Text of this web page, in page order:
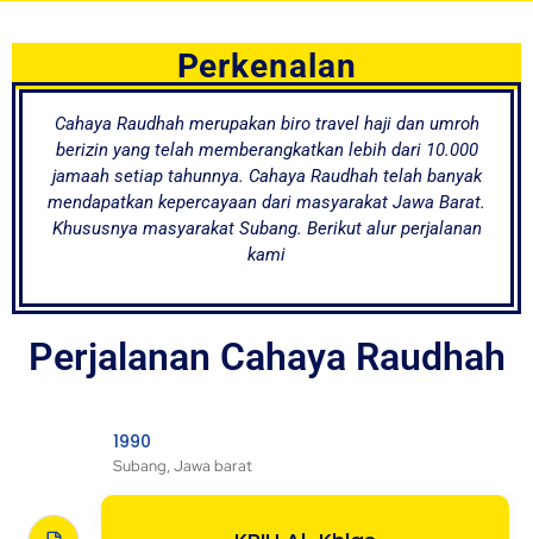
Perkenalan
Cahaya Raudhah merupakan biro travel haji dan umroh
berizin yang telah memberangkatkan lebih dari 10.000
jamaah setiap tahunnya. Cahaya Raudhah telah banyak
mendapatkan kepercayaan dari masyarakat Jawa Barat.
Khususnya masyarakat Subang. Berikut alur perjalanan
kami
Perjalanan Cahaya Raudhah
1990
Subang, Jawa barat